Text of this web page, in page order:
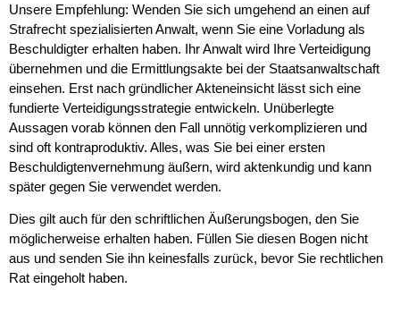
Unsere Empfehlung: Wenden Sie sich umgehend an einen auf
Strafrecht spezialisierten Anwalt, wenn Sie eine Vorladung als
Beschuldigter erhalten haben. Ihr Anwalt wird Ihre Verteidigung
übernehmen und die Ermittlungsakte bei der Staatsanwaltschaft
einsehen. Erst nach gründlicher Akteneinsicht lässt sich eine
fundierte Verteidigungsstrategie entwickeln. Unüberlegte
Aussagen vorab können den Fall unnötig verkomplizieren und
sind oft kontraproduktiv. Alles, was Sie bei einer ersten
Beschuldigtenvernehmung äußern, wird aktenkundig und kann
später gegen Sie verwendet werden.
Dies gilt auch für den schriftlichen Äußerungsbogen, den Sie
möglicherweise erhalten haben. Füllen Sie diesen Bogen nicht
aus und senden Sie ihn keinesfalls zurück, bevor Sie rechtlichen
Rat eingeholt haben.